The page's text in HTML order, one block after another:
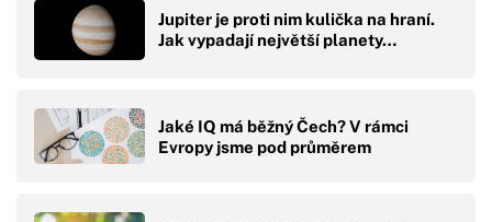
Jupiter je proti nim kulička na hraní.
Jak vypadají největší planety…
Jaké IQ má běžný Čech? V rámci
Evropy jsme pod průměrem